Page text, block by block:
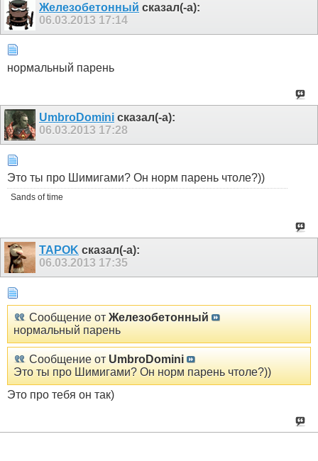
Железобетонный сказал(-а):
06.03.2013 17:14
нормальный парень
UmbroDomini сказал(-а):
06.03.2013 17:28
Это ты про Шимигами? Он норм парень чтоле?))
Sands of time
TAPOK сказал(-а):
06.03.2013 17:35
Сообщение от Железобетонный
нормальный парень
Сообщение от UmbroDomini
Это ты про Шимигами? Он норм парень чтоле?))
Это про тебя он так)